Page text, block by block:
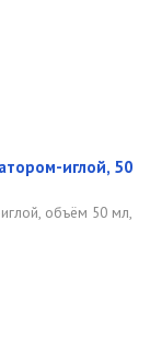
иглой, 50
объём 50 мл,